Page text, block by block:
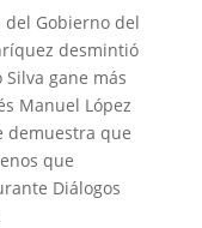
Gobierno del
desmintió
gane más
Manuel López
demuestra que
que
Diálogos